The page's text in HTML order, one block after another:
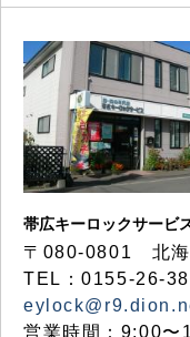
帯広キーロックサービ
〒080-0801 北海
TEL：0155-26-
営業時間：9:00〜